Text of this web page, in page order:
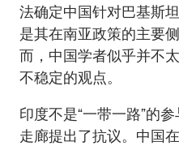
法确定中国针对巴基斯
是其在南亚政策的主要
而，中国学者似乎并不
不稳定的观点。
印度不是“一带一路”的
走廊提出了抗议。中国